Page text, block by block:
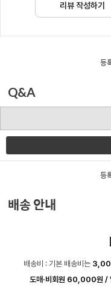
리뷰 작성하기
등
Q&A
등
배송 안내
배송비 : 기본 배송비는
도매·비회원 60,000원